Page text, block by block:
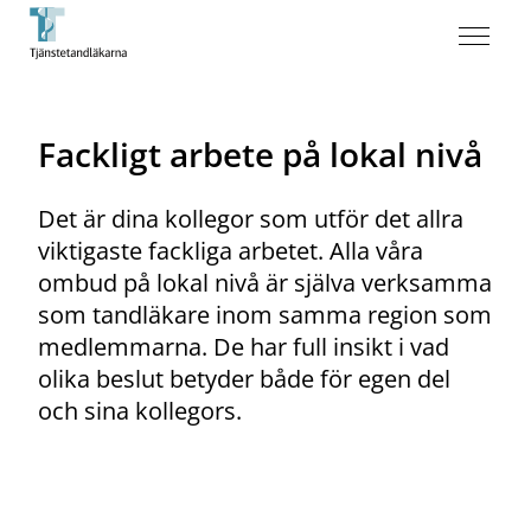
Fackligt arbete på lokal nivå
Det är dina kollegor som utför det allra
viktigaste fackliga arbetet. Alla våra
ombud på lokal nivå är själva verksamma
som tandläkare inom samma region som
medlemmarna. De har full insikt i vad
olika beslut betyder både för egen del
och sina kollegors.